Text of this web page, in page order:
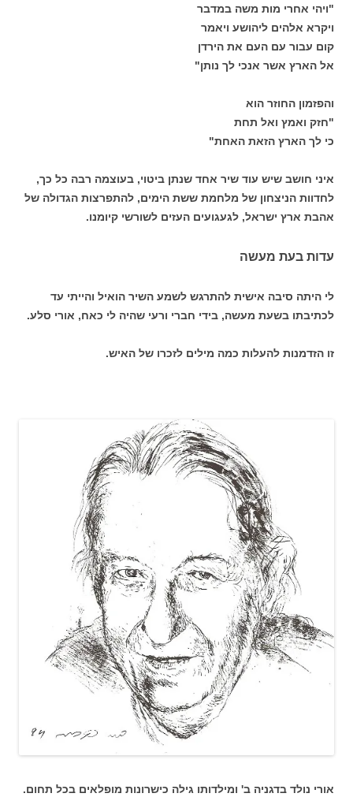
"ויהי אחרי מות משה במדבר
ויקרא אלהים ליהושע ויאמר
קום עבור עם העם את הירדן
אל הארץ אשר אנכי לך נותן"
והפזמון החוזר הוא
"חזק ואמץ ואל תחת
כי לך הארץ הזאת האחת"
איני חושב שיש עוד שיר אחד שנתן ביטוי, בעוצמה רבה כל כך,
לחדוות הניצחון של מלחמת ששת הימים, להתפרצות הגדולה של
אהבת ארץ ישראל, לגעגועים העזים לשורשי קיומנו.
עדות בעת מעשה
לי היתה סיבה אישית להתרגש לשמע השיר הואיל והייתי עד
לכתיבתו בשעת מעשה, בידי חברי ורעי שהיה לי כאח, אורי סלע.
זו הזדמנות להעלות כמה מילים לזכרו של האיש.
אורי נולד בדגניה ב' ומילדותו גילה כישרונות מופלאים בכל תחום.